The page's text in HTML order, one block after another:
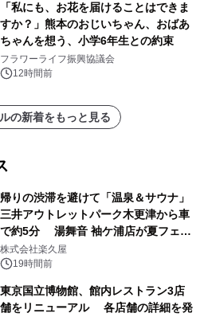
「私にも、お花を届けることはできま
すか？」熊本のおじいちゃん、おばあ
ちゃんを想う、小学6年生との約束
フラワーライフ振興協議会
12時間前
の新着をもっと見る
帰りの渋滞を避けて「温泉＆サウナ」
三井アウトレットパーク木更津から車
で約5分 湯舞音 袖ケ浦店が夏フェア
メニューを提供
株式会社楽久屋
19時間前
東京国立博物館、館内レストラン3店
舗をリニューアル 各店舗の詳細を発